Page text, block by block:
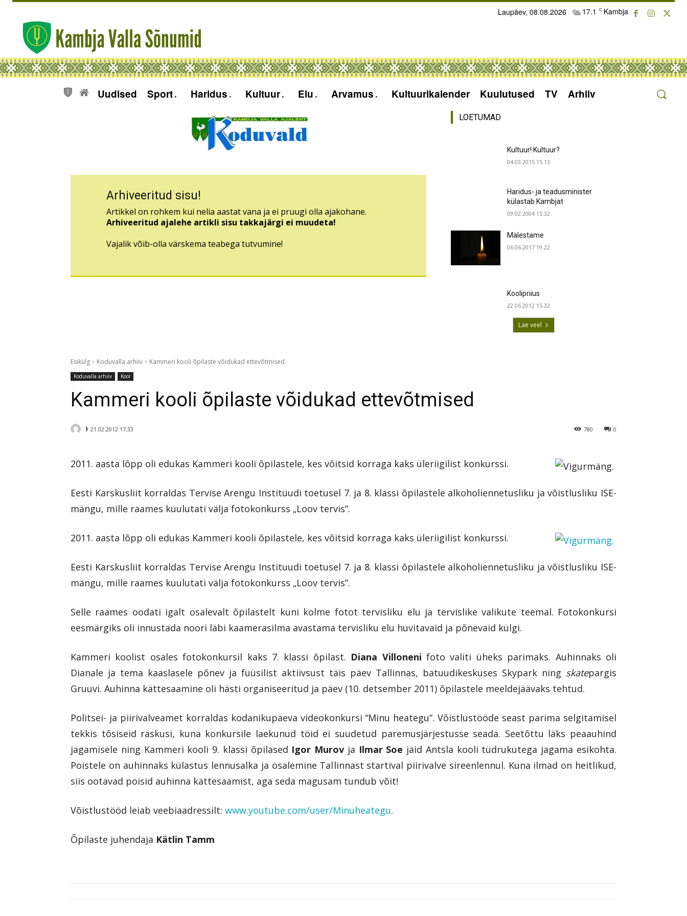
17.1 C Kambja
Laupäev, 08.08.2026
Uudised Sport Haridus Kultuur Elu Arvamus Kultuurikalender Kuulutused TV Arhiiv
Arhiveeritud sisu!
Artikkel on rohkem kui nelia aastat vana ja ei pruugi olla ajakohane.
Arhiveeritud ajalehe artikli sisu takkajärgi ei muudeta!
Vajalik võib-olla värskema teabega tutvumine!
LOETUMAD
Kultuur! Kultuur?
04.03.2015 15.13
Haridus- ja teadusminister
külastab Kambjat
09.02.2004 15.32
Mälestame
06.06.2017 19.22
Koolipriius
22.06.2012 15.32
Lae veel
Esikülg Koduvalla arhiiv Kammeri kooli õpilaste võidukad ettevõtmised
Koduvalla arhiiv Kool
Kammeri kooli õpilaste võidukad ettevõtmised
ᚦ 0
21.02.2012 17.33 780
2011. aasta lõpp oli edukas Kammeri kooli õpilastele, kes võitsid korraga kaks üleriigilist konkurssi.
Eesti Karskusliit korraldas Tervise Arengu Instituudi toetusel 7. ja 8. klassi õpilastele alkoholiennetusliku ja võistlusliku ISE-
mängu, mille raames kuulutati välja fotokonkurss „Loov tervis”.
2011. aasta lõpp oli edukas Kammeri kooli õpilastele, kes võitsid korraga kaks üleriigilist konkurssi.
Eesti Karskusliit korraldas Tervise Arengu Instituudi toetusel 7. ja 8. klassi õpilastele alkoholiennetusliku ja võistlusliku ISE-
mängu, mille raames kuulutati välja fotokonkurss „Loov tervis”.
Selle raames oodati igalt osalevalt õpilastelt kuni kolme fotot tervisliku elu ja tervislike valikute teemal. Fotokonkursi
eesmärgiks oli innustada noori läbi kaamerasilma avastama tervisliku elu huvitavaid ja põnevaid külgi.
Kammeri koolist osales fotokonkursil kaks 7. klassi õpilast. Diana Villoneni foto valiti üheks parimaks. Auhinnaks oli
Dianale ja tema kaaslasele põnev ja füüsilist aktiivsust täis päev Tallinnas, batuudikeskuses Skypark ning skatepargis
Gruuvi. Auhinna kättesaamine oli hästi organiseeritud ja päev (10. detsember 2011) õpilastele meeldejäävaks tehtud.
Politsei- ja piirivalveamet korraldas kodanikupäeva videokonkursi “Minu heategu”. Võistlustööde seast parima selgitamisel
tekkis tõsiseid raskusi, kuna konkursile laekunud töid ei suudetud paremusjärjestusse seada. Seetõttu läks peaauhind
jagamisele ning Kammeri kooli 9. klassi õpilased Igor Murov ja Ilmar Soe jäid Antsla kooli tüdrukutega jagama esikohta.
Poistele on auhinnaks külastus lennusalka ja osalemine Tallinnast startival piirivalve sireenlennul. Kuna ilmad on heitlikud,
siis ootavad poisid auhinna kättesaamist, aga seda magusam tundub võit!
Võistlustööd leiab veebiaadressilt: www.youtube.com/user/Minuheategu.
Õpilaste juhendaja Kätlin Tamm